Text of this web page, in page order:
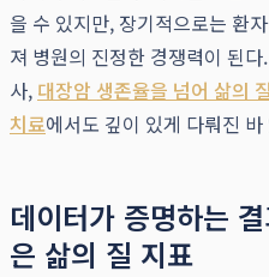
을 수 있지만, 장기적으로는 환
져 병원의 진정한 경쟁력이 된
사, 대장암 생존율을 넘어 삶의
치료에서도 깊이 있게 다뤄진 바
데이터가 증명하는
은 삶의 질 지표